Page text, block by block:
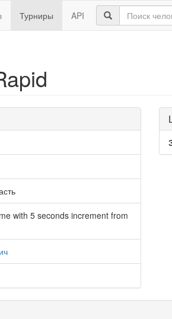
Турниры API
with 5 seconds increment from